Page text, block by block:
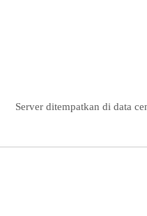
Server ditempatkan di data